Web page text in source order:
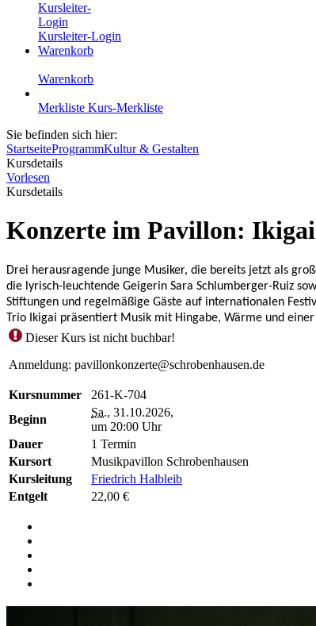
Kursleiter-
Login
Kursleiter-Login
Warenkorb
Warenkorb
Merkliste Kurs-Merkliste
Sie befinden sich hier:
StartseiteProgrammKultur & Gestalten
Kursdetails
Vorlesen
Kursdetails
Konzerte im Pavillon:
Drei herausragende junge Musiker, die bereits jetzt als
die lyrisch-leuchtende Geigerin Sara Schlumberger-Ruiz
Stiftungen und regelmäßige Gäste auf internationalen
Trio Ikigai präsentiert Musik mit Hingabe, Wärme und
Dieser Kurs ist nicht buchbar!
Anmeldung: pavillonkonzerte@schrobenhausen.de
Kursnummer
261-K-704
Beginn
Sa., 31.10.2026,
um 20:00 Uhr
Dauer
1 Termin
Kursort
Musikpavillon Schrobenhausen
Kursleitung
Friedrich Halbleib
Entgelt
22,00 €